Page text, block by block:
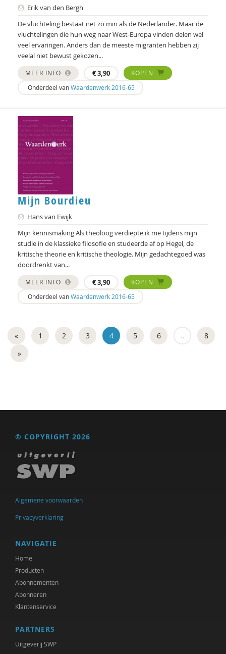
Erik van den Bergh
De vluchteling bestaat net zo min als de Nederlander. Maar de
vluchtelingen die hun weg naar West-Europa vinden delen wel
veel ervaringen. Anders dan de meeste migranten hebben zij
veelal niet bewust gekozen...
MEER INFO €3,90
KOPEN
Onderdeel vanWaardenwerk 2016-65
Mijn Bourdieu
Hans van Ewijk
Mijn kennismaking Als theoloog verdiepte ik me tijdens mijn
studie in de klassieke filosofie en studeerde af op Hegel, de
kritische theorie en kritische theologie. Mijn gedachtegoed was
doordrenkt van...
MEER INFO €3,90
KOPEN
Onderdeel vanWaardenwerk 2016-65
« 1 2 3 4 5 6 ..
8
»
© COPYRIGHT 2026
Algemene voorwaarden
Privacyverklaring
NAVIGATIE
Home
Producten
Abonnementen
Abonneren
Klantenservice
PARTNERS
Uitgeverij SWP